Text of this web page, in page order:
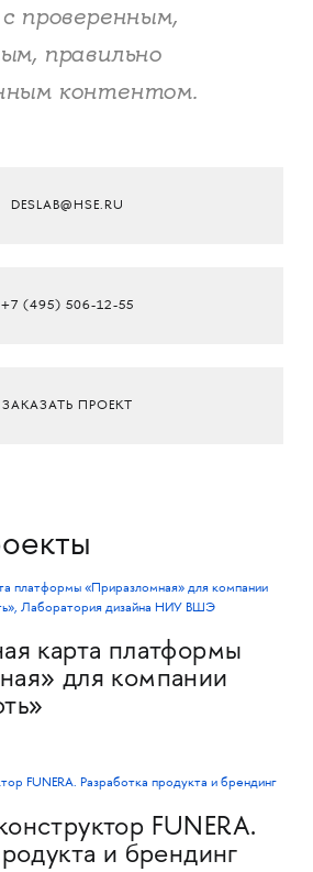
проверенным,
правильно
контентом.
DESLAB@HSE.RU
+7 (495) 506-12-55
ЗАКАЗАТЬ ПРОЕКТ
карта платформы
для компании
FUNERA.
и брендинг